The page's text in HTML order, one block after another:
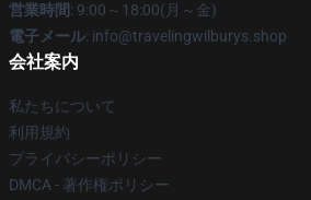
営業時間: 9:00～18:00(月～金)
電子メール: info@travelingwilburys.shop
会社案内
私たちについて
利用規約
プライバシーポリシー
DMCA - 著作権ポリシー